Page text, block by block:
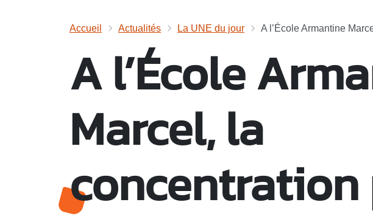
Accueil Actualités La UNE du jour A l’École Armantine
A l’École
Marcel, la